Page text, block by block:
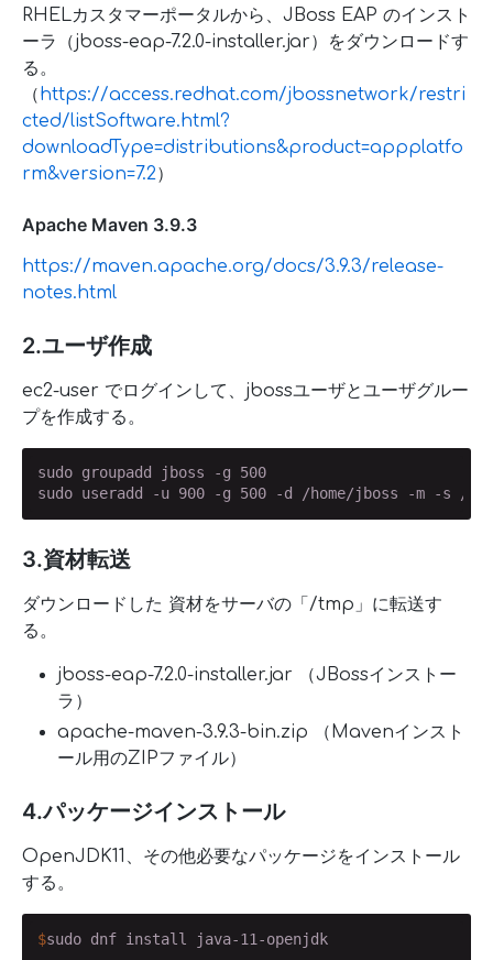
RHELカスタマーポータルから、JBoss EAP のインスト
ーラ（jboss-eap-7.2.0-installer.jar）をダウンロードす
る。
（https://access.redhat.com/jbossnetwork/restri
cted/listSoftware.html?
downloadType=distributions&product=appplatfo
rm&version=7.2）
Apache Maven 3.9.3
https://maven.apache.org/docs/3.9.3/release-
notes.html
2.ユーザ作成
ec2-user でログインして、jbossユーザとユーザグルー
プを作成する。
sudo groupadd jboss -g 500
sudo useradd -u 900 -g 500 -d /home/jboss -m -s /
3.資材転送
ダウンロードした 資材をサーバの「/tmp」に転送す
る。
jboss-eap-7.2.0-installer.jar （JBossインストー
ラ）
apache-maven-3.9.3-bin.zip （Mavenインスト
ール用のZIPファイル）
4.パッケージインストール
OpenJDK11、その他必要なパッケージをインストール
する。
$sudo dnf install java-11-openjdk